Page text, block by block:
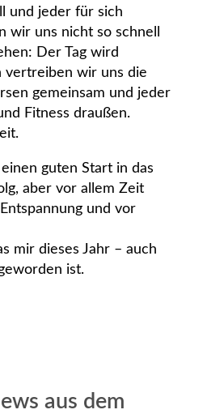
und jeder für sich
wir uns nicht so schnell
Der Tag wird
vertreiben wir uns die
gemeinsam und jeder
Fitness draußen.
guten Start in das
aber vor allem Zeit
und vor
mir dieses Jahr – auch
ist.
aus dem